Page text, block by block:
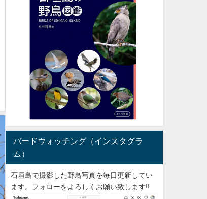
バードウォッチング（インスタグラ
ム）
石垣島で撮影した野鳥写真を毎日更新してい
ます。フォローをよろしくお願い致します!!